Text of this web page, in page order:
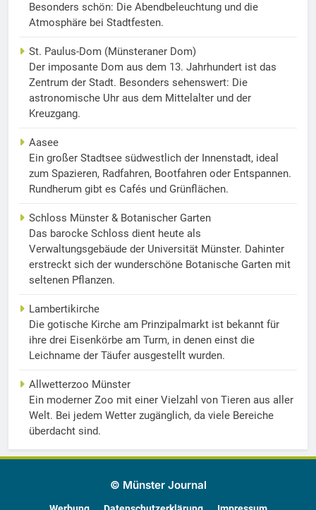
Besonders schön: Die Abendbeleuchtung und die
Atmosphäre bei Stadtfesten.
St. Paulus-Dom (Münsteraner Dom)
Der imposante Dom aus dem 13. Jahrhundert ist das
Zentrum der Stadt. Besonders sehenswert: Die
astronomische Uhr aus dem Mittelalter und der
Kreuzgang.
Aasee
Ein großer Stadtsee südwestlich der Innenstadt, ideal
zum Spazieren, Radfahren, Bootfahren oder Entspannen.
Rundherum gibt es Cafés und Grünflächen.
Schloss Münster & Botanischer Garten
Das barocke Schloss dient heute als
Verwaltungsgebäude der Universität Münster. Dahinter
erstreckt sich der wunderschöne Botanische Garten mit
seltenen Pflanzen.
Lambertikirche
Die gotische Kirche am Prinzipalmarkt ist bekannt für
ihre drei Eisenkörbe am Turm, in denen einst die
Leichname der Täufer ausgestellt wurden.
Allwetterzoo Münster
Ein moderner Zoo mit einer Vielzahl von Tieren aus aller
Welt. Bei jedem Wetter zugänglich, da viele Bereiche
überdacht sind.
© Münster Journal